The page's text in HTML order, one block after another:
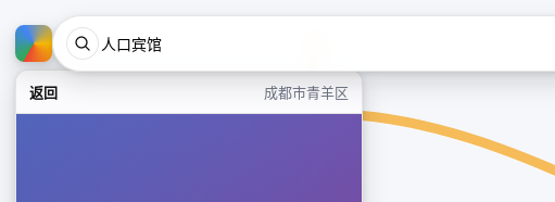
返回 成都市青羊区